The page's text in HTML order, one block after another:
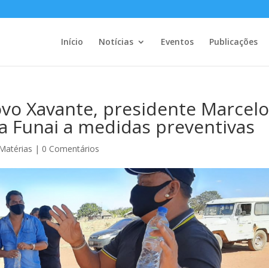
Início Notícias Eventos Publicações
Xavante, presidente Marcelo
Funai a medidas preventivas
| 0 Comentários